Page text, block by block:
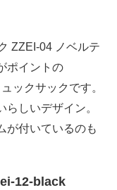
ZZEI-04 ノベルテ
ポイントの
ックサックです。
しいデザイン。
が付いているのも
12-black